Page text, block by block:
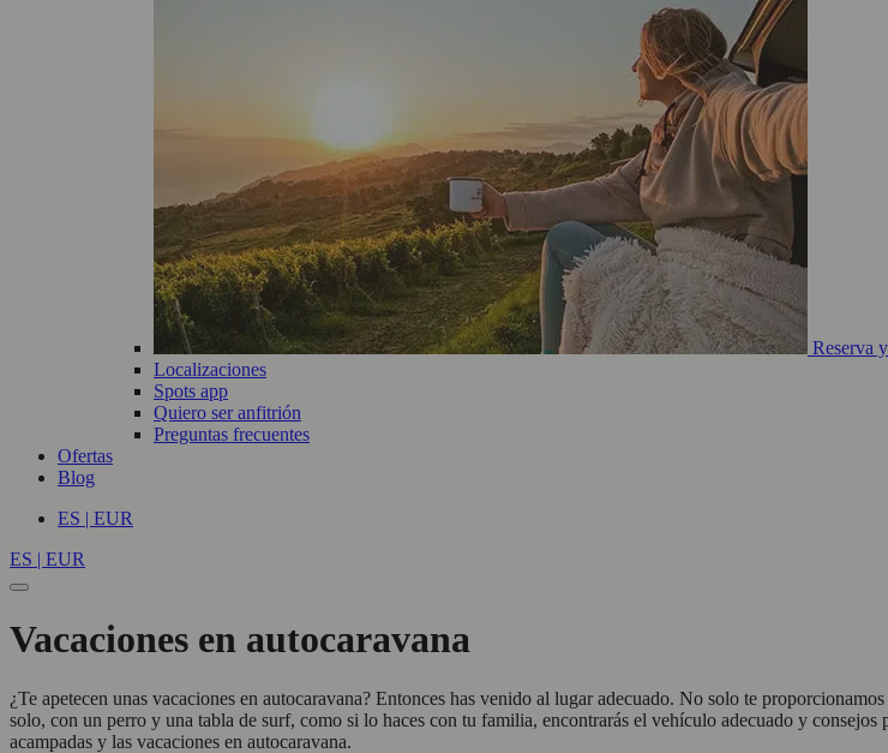
Reserva
Localizaciones
Spots app
Quiero ser anfitrión
Preguntas frecuentes
Ofertas
Blog
ES | EUR
ES | EUR
Vacaciones en autocaravana
¿Te apetecen unas vacaciones en autocaravana? Entonces has venido al lugar adecuado. No solo te
solo, con un perro y una tabla de surf, como si lo haces con tu familia, encontrarás el vehículo adecuado y
acampadas y las vacaciones en autocaravana.